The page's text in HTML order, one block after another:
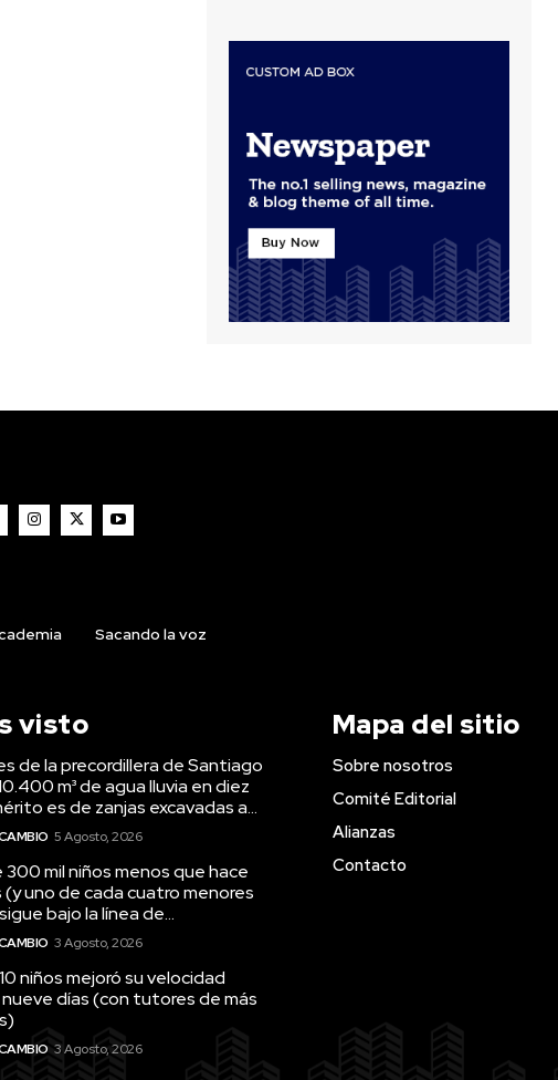
Sacando la voz
visto
de la precordillera de Santiago
m³ de agua lluvia en diez
es de zanjas excavadas a...
5 Agosto, 2026
mil niños menos que hace
uno de cada cuatro menores
bajo la línea de...
3 Agosto, 2026
niños mejoró su velocidad
días (con tutores de más
3 Agosto, 2026
Mapa del sitio
Sobre nosotros
Comité Editorial
Alianzas
Contacto